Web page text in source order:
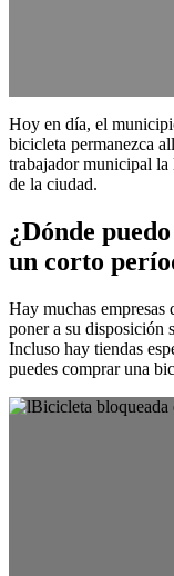
Hoy en día, el
bicicleta permanezca
trabajador municipal la
de la ciudad.
¿Dónde
un corto
Hay muchas
poner a su disposición
Incluso hay tiendas
puedes comprar una